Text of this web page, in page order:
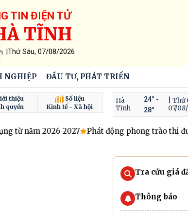
TIN ĐIỆN TỬ
TĨNH
|Thứ Sáu, 07/08/2026
NGHIỆP ĐẦU TƯ, PHÁT TRIỂN
thiệu
quyền
Số liệu
Kinh tế - Xã hội
Hà
Tĩnh
24° -
28°
| Thứ
07/
từ năm 2026-2027 Phát động phong trào thi đua
Tra cứu giá
Thông báo